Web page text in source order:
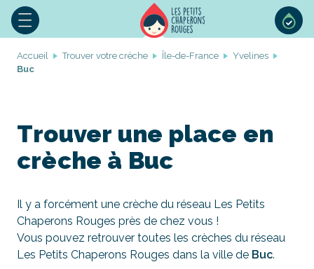
Accueil Trouver votre crèche Île-de-France
Yvelines
Buc
Trouver une place en
crèche à Buc
Il y a forcément une crèche du réseau Les Petits
Chaperons Rouges près de chez vous !
Vous pouvez retrouver toutes les crèches du réseau
Les Petits Chaperons Rouges dans la ville de Buc.